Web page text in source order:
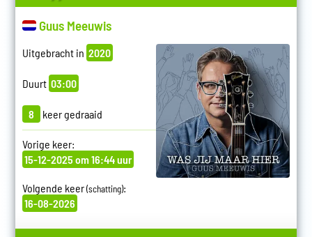
Guus Meeuwis
Uitgebracht in 2020
Duurt 03:00
8 keer gedraaid
Vorige keer:
15-12-2025 om 16:44 uur
Volgende keer(schatting):
16-08-2026